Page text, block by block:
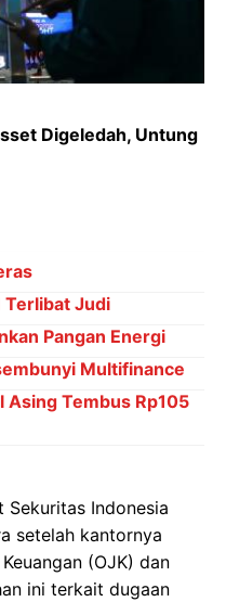
Digeledah, Untung
Terlibat Judi
Pangan Energi
Multifinance
Asing Tembus Rp105
Sekuritas Indonesia
setelah kantornya
(OJK) dan
ini terkait dugaan